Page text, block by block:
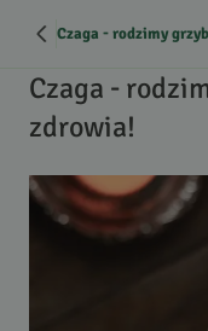
Czaga - rodzimy
Czaga -
zdrowia!